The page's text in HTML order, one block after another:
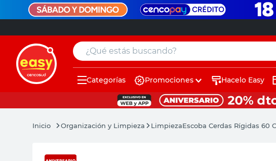
¿Qué estás buscando?
Categorías Promociones Hacelo Easy
Organización y Limpieza LimpiezaEscoba Cerdas Rígidas 60
muebles